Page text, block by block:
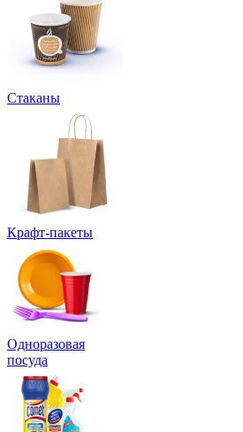
Стаканы
Крафт-пакеты
Одноразовая
посуда